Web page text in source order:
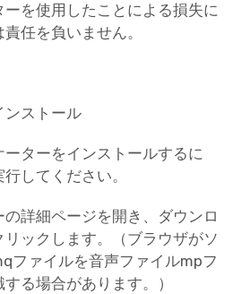
ーを使用したことによる損失に
任を負いません。
ンストール
ターをインストールするに
してください。
詳細ページを開き、ダウンロ
リックします。（ブラウザがソ
ファイルを音声ファイルmpフ
る場合があります。）